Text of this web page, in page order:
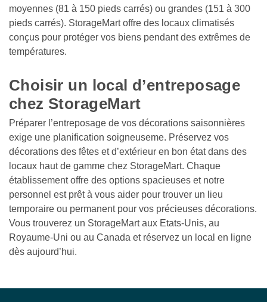
moyennes (81 à 150 pieds carrés) ou grandes (151 à 300
pieds carrés). StorageMart offre des locaux climatisés
conçus pour protéger vos biens pendant des extrêmes de
températures.
Choisir un local d’entreposage
chez StorageMart
Préparer l’entreposage de vos décorations saisonnières
exige une planification soigneuseme. Préservez vos
décorations des fêtes et d’extérieur en bon état dans des
locaux haut de gamme chez StorageMart. Chaque
établissement offre des options spacieuses et notre
personnel est prêt à vous aider pour trouver un lieu
temporaire ou permanent pour vos précieuses décorations.
Vous trouverez un StorageMart aux Etats-Unis, au
Royaume-Uni ou au Canada et réservez un local en ligne
dès aujourd’hui.